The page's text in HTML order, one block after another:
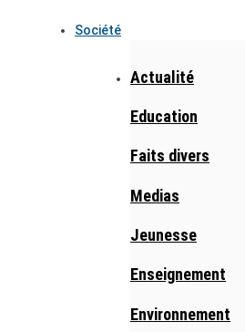
Société
Actualité
Education
Faits divers
Medias
Jeunesse
Enseignement
Environnement